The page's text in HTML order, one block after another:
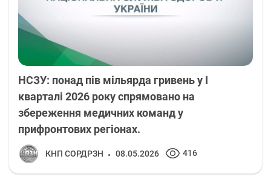
НСЗУ: понад пів мільярда гривень у І
кварталі 2026 року спрямовано на
збереження медичних команд у
прифронтових регіонах.
КНП СОРДРЗН 08.05.2026 416